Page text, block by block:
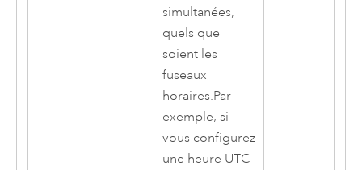
simultanées,
quels que
soient les
fuseaux
horaires.Par
exemple, si
vous configurez
une heure UTC